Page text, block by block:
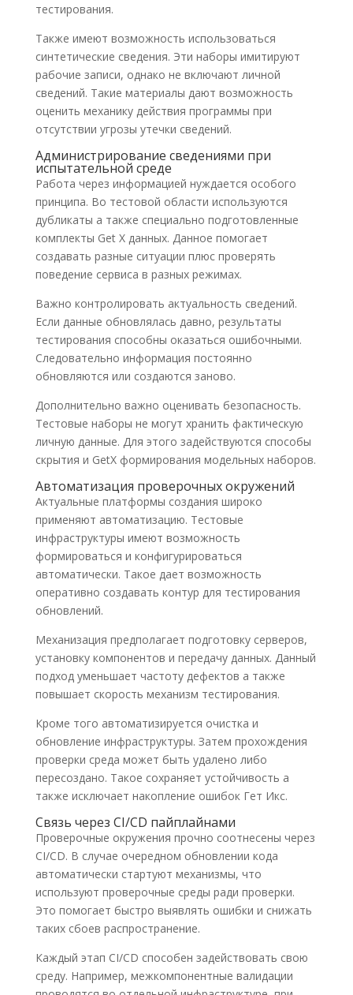
тестирования.
Также имеют возможность использоваться
синтетические сведения. Эти наборы имитируют
рабочие записи, однако не включают личной
сведений. Такие материалы дают возможность
оценить механику действия программы при
отсутствии угрозы утечки сведений.
Администрирование сведениями при
испытательной среде
Работа через информацией нуждается особого
принципа. Во тестовой области используются
дубликаты а также специально подготовленные
комплекты Get X данных. Данное помогает
создавать разные ситуации плюс проверять
поведение сервиса в разных режимах.
Важно контролировать актуальность сведений.
Если данные обновлялась давно, результаты
тестирования способны оказаться ошибочными.
Следовательно информация постоянно
обновляются или создаются заново.
Дополнительно важно оценивать безопасность.
Тестовые наборы не могут хранить фактическую
личную данные. Для этого задействуются способы
скрытия и GetX формирования модельных наборов.
Автоматизация проверочных окружений
Актуальные платформы создания широко
применяют автоматизацию. Тестовые
инфраструктуры имеют возможность
формироваться и конфигурироваться
автоматически. Такое дает возможность
оперативно создавать контур для тестирования
обновлений.
Механизация предполагает подготовку серверов,
установку компонентов и передачу данных. Данный
подход уменьшает частоту дефектов а также
повышает скорость механизм тестирования.
Кроме того автоматизируется очистка и
обновление инфраструктуры. Затем прохождения
проверки среда может быть удалено либо
пересоздано. Такое сохраняет устойчивость а
также исключает накопление ошибок Гет Икс.
Связь через CI/CD пайплайнами
Проверочные окружения прочно соотнесены через
CI/CD. В случае очередном обновлении кода
автоматически стартуют механизмы, что
используют проверочные среды ради проверки.
Это помогает быстро выявлять ошибки и снижать
таких сбоев распространение.
Каждый этап CI/CD способен задействовать свою
среду. Например, межкомпонентные валидации